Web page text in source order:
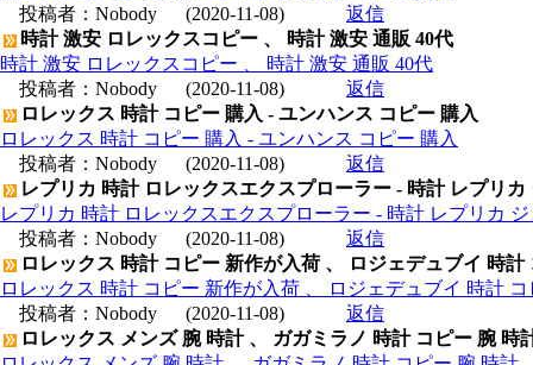
投稿者： Nobody (2020-11-08)
返信
時計 激安 ロレックスコピー 、 時計 激安 通販 40代
時計 激安 ロレックスコピー 、 時計 激安 通販 40代
投稿者： Nobody (2020-11-08)
返信
ロレックス 時計 コピー 購入 - ユンハンス コピー 購入
ロレックス 時計 コピー 購入 - ユンハンス コピー 購入
投稿者： Nobody (2020-11-08)
返信
レプリカ 時計 ロレックスエクスプローラー - 時計 レプリカ
レプリカ 時計 ロレックスエクスプローラー - 時計 レプリカ
投稿者： Nobody (2020-11-08)
返信
ロレックス 時計 コピー 新作が入荷 、 ロジェデュブイ 時計
ロレックス 時計 コピー 新作が入荷 、 ロジェデュブイ 時計
投稿者： Nobody (2020-11-08)
返信
ロレックス メンズ 腕 時計 、 ガガミラノ 時計 コピー 腕 時